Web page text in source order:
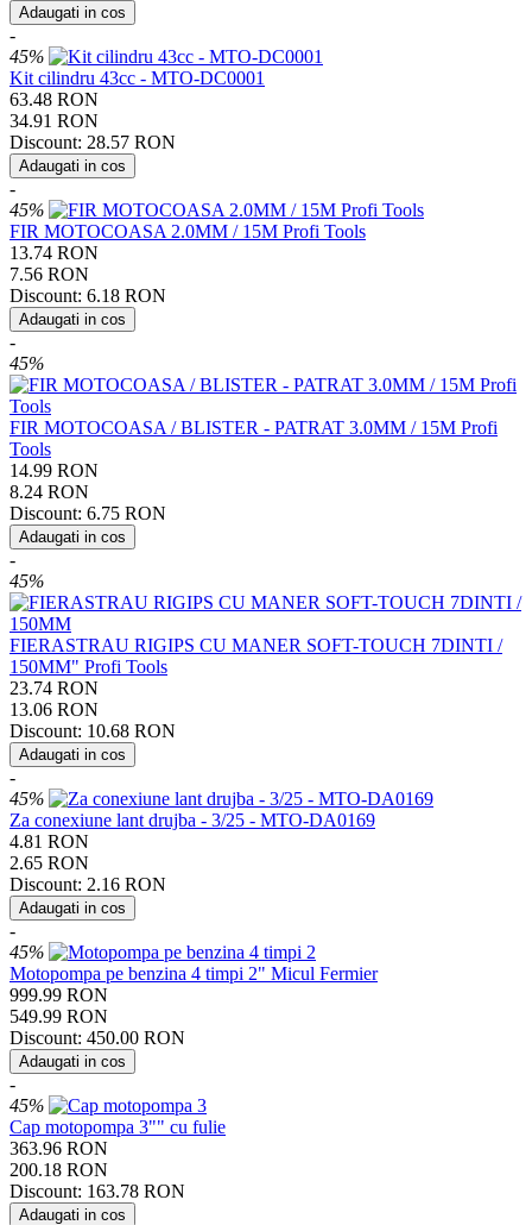
Adaugati in cos
-
45%
Kit cilindru 43cc - MTO-DC0001
63.48 RON
34.91 RON
Discount: 28.57 RON
Adaugati in cos
-
45%
FIR MOTOCOASA 2.0MM / 15M Profi Tools
13.74 RON
7.56 RON
Discount: 6.18 RON
Adaugati in cos
-
45%
FIR MOTOCOASA / BLISTER - PATRAT 3.0MM / 15M Profi
Tools
14.99 RON
8.24 RON
Discount: 6.75 RON
Adaugati in cos
-
45%
FIERASTRAU RIGIPS CU MANER SOFT-TOUCH 7DINTI /
150MM" Profi Tools
23.74 RON
13.06 RON
Discount: 10.68 RON
Adaugati in cos
-
45%
Za conexiune lant drujba - 3/25 - MTO-DA0169
4.81 RON
2.65 RON
Discount: 2.16 RON
Adaugati in cos
-
45%
Motopompa pe benzina 4 timpi 2" Micul Fermier
999.99 RON
549.99 RON
Discount: 450.00 RON
Adaugati in cos
-
45%
Cap motopompa 3"" cu fulie
363.96 RON
200.18 RON
Discount: 163.78 RON
Adaugati in cos